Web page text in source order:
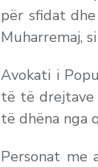
për sfidat
Muharremaj,
Avokati i
të të drejtave
të dhëna nga
Personat me